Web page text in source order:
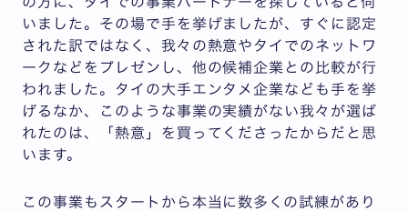
いました。その場で手を挙げましたが、すぐに認定
された訳ではなく、我々の熱意やタイでのネットワ
ークなどをプレゼンし、他の候補企業との比較が行
われました。タイの大手エンタメ企業なども手を挙
げるなか、このような事業の実績がない我々が選ば
れたのは、「熱意」を買ってくださったからだと思
います。
この事業もスタートから本当に数多くの試練があり